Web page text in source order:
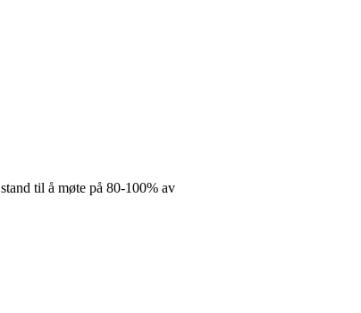
til å møte på 80-100% av